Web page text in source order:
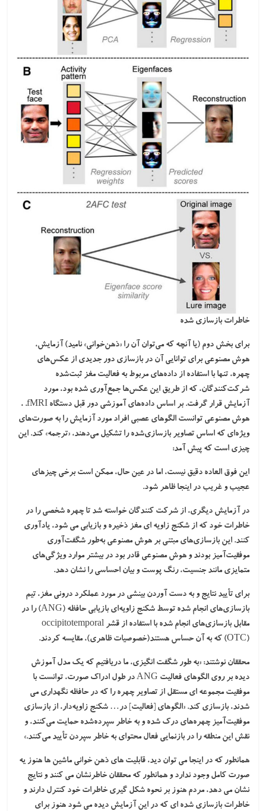
خاطرات بازسازی شده
برای بخش دوم (یا آنچه که می‌توان آن را «ذهن‌خوانی» نامید) آزمایش،
هوش مصنوعی برای توانایی آن در بازسازی دور جدیدی از عکس‌های
چهره، تنها با استفاده از داده‌های مربوط به فعالیت مغز ثبت‌شده
شرکت‌کنندگان، که از طریق این عکس‌ها جمع‌آوری شده بود، مورد
آزمایش قرار گرفت. بر اساس داده‌های آموزشی دور قبل دستگاه fMRI. ،
هوش مصنوعی توانست الگوهای عصبی افراد مورد آزمایش را به صورت‌های
ویژه‌ای که اساس تصاویر بازسازی‌شده را تشکیل می‌دهند، «ترجمه» کند. این
چیزی است که پیش آمد:
این فوق العاده دقیق نیست، اما در عین حال، ممکن است برخی چیزهای
عجیب و غریب در اینجا ظاهر شود.
در آزمایش دیگری، از شرکت کنندگان خواسته شد تا چهره شخصی را در
خاطرات خود که از شکنج زاویه ای مغز ذخیره و بازیابی می شود، یادآوری
کنند. این بازسازی‌های مبتنی بر هوش مصنوعی به‌طور شگفت‌آوری
موفقیت‌آمیز بودند و هوش مصنوعی قادر بود در بیشتر موارد ویژگی‌های
متمایزی مانند جنسیت، رنگ پوست و بیان احساسی را نشان دهد.
برای تأیید نتایج و به دست آوردن بینشی در مورد عملکرد درونی مغز، تیم
بازسازی‌های انجام شده توسط شکنج زاویه‌ای بازیابی حافظه (ANG) را در
مقابل بازسازی‌های انجام شده با استفاده از قشر occipitotemporal
(OTC) که به آن حساس هستند(خصوصیات ظاهری)، مقایسه کردند.
محققان نوشتند: «به طور شگفت انگیزی، ما دریافتیم که یک مدل آموزش
دیده بر روی الگوهای فعالیت ANG در طول ادراک صورت، توانست با
موفقیت مجموعه ای مستقل از تصاویر چهره را که در حافظه نگهداری می
شدند، بازسازی کند. «الگوهای [فعالیت] در… شکنج زاویه‌دار، از بازسازی
موفقیت‌آمیز چهره‌های درک شده و به خاطر سپرده‌شده حمایت می‌کنند، و
نقش این منطقه را در بازنمایی فعال محتوای به خاطر سپردن تأیید می‌کنند.»
همانطور که در اینجا می توان دید، قابلیت های ذهن خوانی ماشین ها هنوز یه
صورت کامل وجود ندارد و همانطور که محققان خاطرنشان می کنند و نتایج
نشان می دهد، مردم هنوز بر نحوه شکل گیری خاطرات خود کنترل دارند و
خاطرات بازسازی شده ای که در این آزمایش دیده می شود هنوز برای